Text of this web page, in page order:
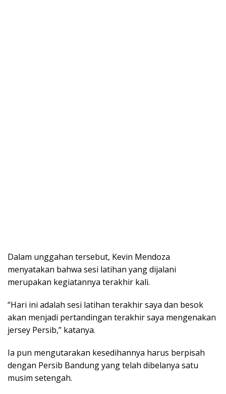
Dalam unggahan tersebut, Kevin Mendoza
menyatakan bahwa sesi latihan yang dijalani
merupakan kegiatannya terakhir kali.
“Hari ini adalah sesi latihan terakhir saya dan besok
akan menjadi pertandingan terakhir saya mengenakan
jersey Persib,” katanya.
Ia pun mengutarakan kesedihannya harus berpisah
dengan Persib Bandung yang telah dibelanya satu
musim setengah.